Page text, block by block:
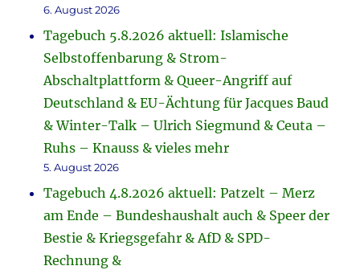
6. August 2026
Tagebuch 5.8.2026 aktuell: Islamische
Selbstoffenbarung & Strom-
Abschaltplattform & Queer-Angriff auf
Deutschland & EU-Ächtung für Jacques Baud
& Winter-Talk – Ulrich Siegmund & Ceuta –
Ruhs – Knauss & vieles mehr
5. August 2026
Tagebuch 4.8.2026 aktuell: Patzelt – Merz
am Ende – Bundeshaushalt auch & Speer der
Bestie & Kriegsgefahr & AfD & SPD-
Rechnung &